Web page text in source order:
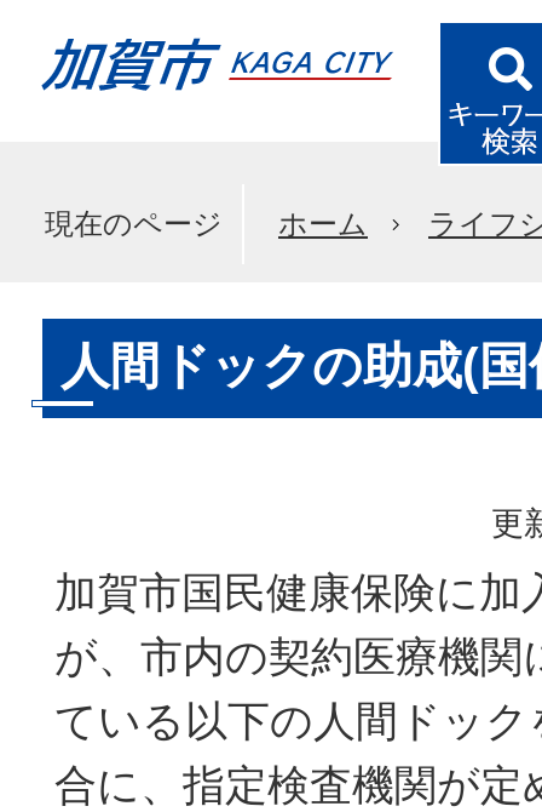
現在のページ ホーム ライフ
人間ドックの助成(国
更
加賀市国民健康保険に加
が、市内の契約医療機関
ている以下の人間ドッ
合に、指定検査機関が定